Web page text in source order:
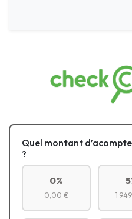
Quel montant
?
0%
0,00 € 1